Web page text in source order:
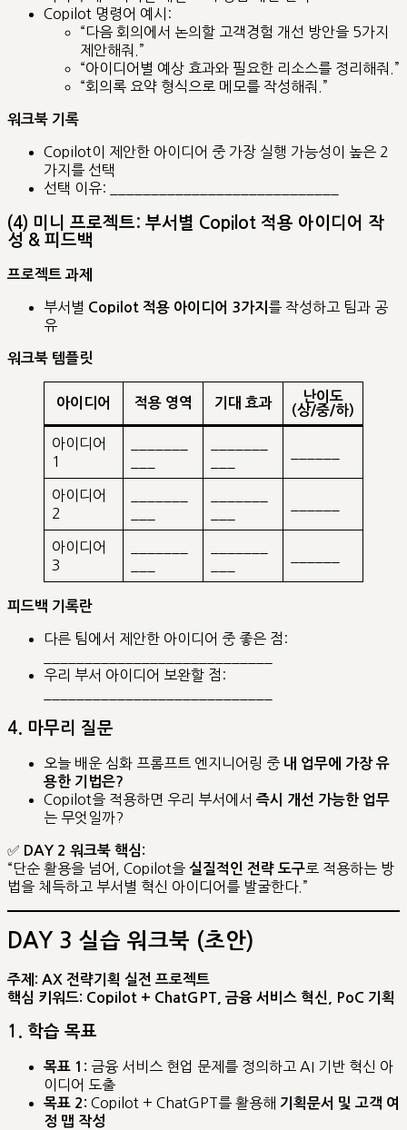
Copilot 명령어 예시:
“다음 회의에서 논의할 고객경험 개선 방안을 5가지
제안해줘.”
“아이디어별 예상 효과와 필요한 리소스를 정리해줘.”
“회의록 요약 형식으로 메모를 작성해줘.”
워크북 기록
Copilot이 제안한 아이디어 중 가장 실행 가능성이 높은 2
가지를 선택
선택 이유: ____________________________
(4) 미니 프로젝트: 부서별 Copilot 적용 아이디어 작
성 & 피드백
프로젝트 과제
부서별 Copilot 적용 아이디어 3가지 를 작성하고 팀과 공
유
워크북 템플릿
아이디어 적용 영역 기대 효과
난이도
(상/중/하)
아이디어
1
아이디어
2
아이디어
3
피드백 기록란
다른 팀에서 제안한 아이디어 중 좋은 점:
우리 부서 아이디어 보완할 점:
4. 마무리 질문
오늘 배운 심화 프롬프트 엔지니어링 중 내 업무에 가장 유
용한 기법은?
Copilot을 적용하면 우리 부서에서 즉시 개선 가능한 업무
는 무엇일까?
✅ DAY 2 워크북 핵심:
“단순 활용을 넘어, Copilot을 실질적인 전략 도구로 적용하는 방
법을 체득하고 부서별 혁신 아이디어를 발굴한다.”
DAY 3 실습 워크북 (초안)
주제: AX 전략기획 실전 프로젝트
핵심 키워드: Copilot + ChatGPT, 금융 서비스 혁신, PoC 기획
1. 학습 목표
목표 1: 금융 서비스 현업 문제를 정의하고 AI 기반 혁신 아
이디어 도출
목표 2: Copilot + ChatGPT를 활용해 기획문서 및 고객 여
정 맵 작성